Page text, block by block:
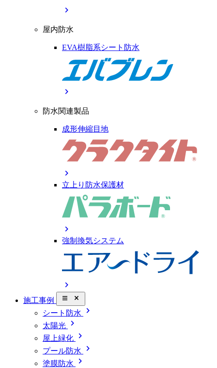
chevron_right
屋内防水
EVA樹脂系シート防水
chevron_right
防水関連製品
成形伸縮目地
chevron_right
立上り防水保護材
chevron_right
強制換気システム
chevron_right
施工事例 close_small
シート防水 chevron_right
太陽光 chevron_right
屋上緑化 chevron_right
プール防水 chevron_right
塗膜防水 chevron_right